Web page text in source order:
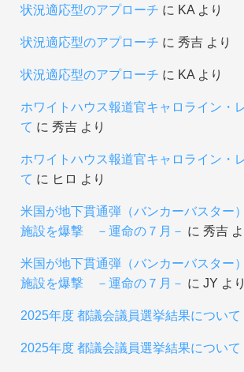
状況適応型のアプローチ に KAより
状況適応型のアプローチ に 秀吉より
状況適応型のアプローチ に KAより
ホワイトハウス報道官キャロライン・
て に 秀吉より
ホワイトハウス報道官キャロライン・
て に ヒロ より
米国が地下貫通弾（バンカーバスター
施設を爆撃 －運命の７月－ に 秀吉よ
米国が地下貫通弾（バンカーバスター
施設を爆撃 －運命の７月－ に JY より
2025年度 都議会議員選挙結果について
2025年度 都議会議員選挙結果について